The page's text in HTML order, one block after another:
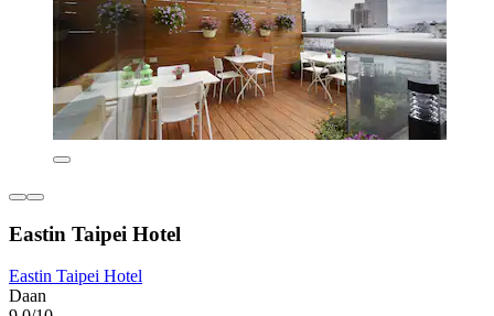
Eastin Taipei Hotel
Eastin Taipei Hotel
Daan